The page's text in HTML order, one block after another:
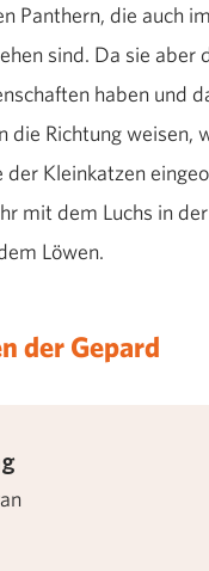
Panthern, die auch
sind. Da sie aber
haben und
die Richtung weisen,
Kleinkatzen
mit dem Luchs in
Löwen.
der Gepard